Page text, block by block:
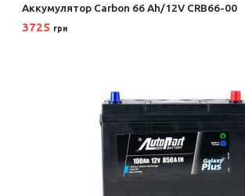
Аккумулятор Carbon 66 Ah/12V CRB66-00
3725 грн